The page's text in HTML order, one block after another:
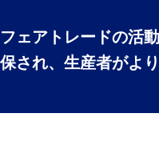
フェアトレードの活
保され、生産者がよ